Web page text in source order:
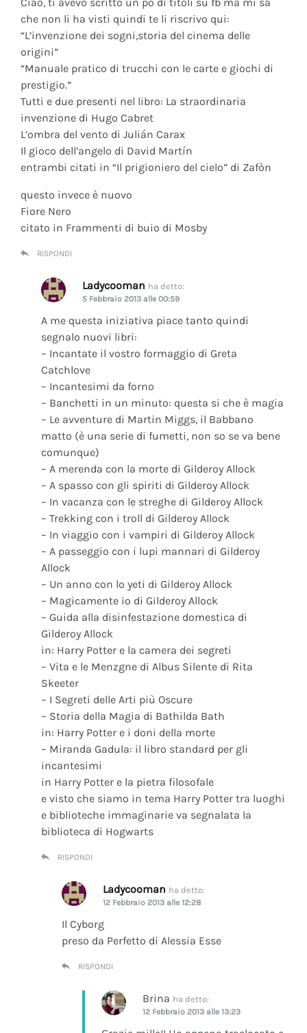
che non li ha visti quindi te li riscrivo qui:
“L’invenzione dei sogni,storia del cinema delle
origini”
“Manuale pratico di trucchi con le carte e giochi di
prestigio.”
Tutti e due presenti nel libro: La straordinaria
invenzione di Hugo Cabret
L’ombra del vento di Julián Carax
Il gioco dell’angelo di David Martín
entrambi citati in “Il prigioniero del cielo” di Zafòn
questo invece è nuovo
Fiore Nero
citato in Frammenti di buio di Mosby
RISPONDI
Ladycooman ha detto:
5 Febbraio 2013 alle 00:59
A me questa iniziativa piace tanto quindi
segnalo nuovi libri:
– Incantate il vostro formaggio di Greta
Catchlove
– Incantesimi da forno
– Banchetti in un minuto: questa si che è magia
– Le avventure di Martin Miggs, il Babbano
matto (è una serie di fumetti, non so se va bene
comunque)
– A merenda con la morte di Gilderoy Allock
– A spasso con gli spiriti di Gilderoy Allock
– In vacanza con le streghe di Gilderoy Allock
– Trekking con i troll di Gilderoy Allock
– In viaggio con i vampiri di Gilderoy Allock
– A passeggio con i lupi mannari di Gilderoy
Allock
– Un anno con lo yeti di Gilderoy Allock
– Magicamente io di Gilderoy Allock
– Guida alla disinfestazione domestica di
Gilderoy Allock
in: Harry Potter e la camera dei segreti
– Vita e le Menzgne di Albus Silente di Rita
Skeeter
– I Segreti delle Arti più Oscure
– Storia della Magia di Bathilda Bath
in: Harry Potter e i doni della morte
– Miranda Gadula: il libro standard per gli
incantesimi
in Harry Potter e la pietra filosofale
e visto che siamo in tema Harry Potter tra luoghi
e biblioteche immaginarie va segnalata la
biblioteca di Hogwarts
RISPONDI
Ladycooman ha detto:
12 Febbraio 2013 alle 12:28
Il Cyborg
preso da Perfetto di Alessia Esse
RISPONDI
Brina ha detto:
12 Febbraio 2013 alle 13:23